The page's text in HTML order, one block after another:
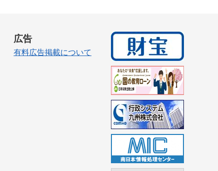
広告
有料広告掲載について